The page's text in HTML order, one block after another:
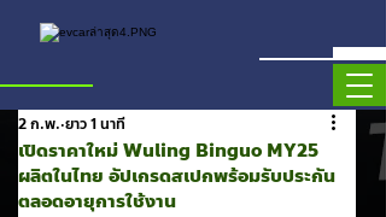
เปิดราคาใหม่ Wuling Binguo MY25
ผลิตในไทย อัปเกรดสเปกพร้อมรับประกัน
ตลอดอายุการใช้งาน
2 ก.พ. ยาว 1 นาที